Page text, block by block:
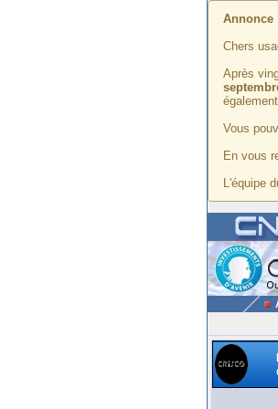
Annonce
Chers
Après
Vous
En vous
L'équipe